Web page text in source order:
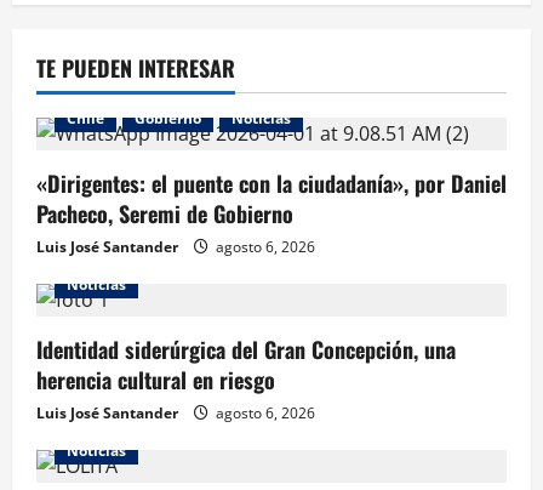
TE PUEDEN INTERESAR
Chile Gobierno Noticias
«Dirigentes: el puente con la ciudadanía», por Daniel
Pacheco, Seremi de Gobierno
Luis José Santander
agosto 6, 2026
Noticias
Identidad siderúrgica del Gran Concepción, una
herencia cultural en riesgo
Luis José Santander
agosto 6, 2026
Noticias